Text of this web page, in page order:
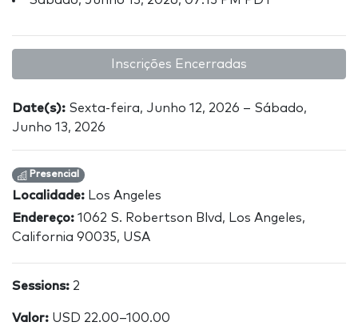
Inscrições Encerradas
Date(s): Sexta-feira, Junho 12, 2026 – Sábado,
Junho 13, 2026
Presencial
Localidade: Los Angeles
Endereço: 1062 S. Robertson Blvd, Los Angeles,
California 90035, USA
Sessions: 2
Valor: USD 22.00–100.00